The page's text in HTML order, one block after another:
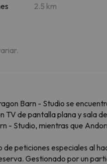
2.5 km
Barn - Studio se
de pantalla plana y sala
- Studio, mientras que
peticiones especiales al
Gestionado por un